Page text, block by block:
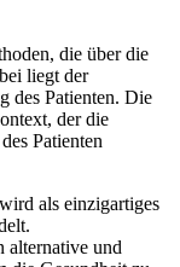
die über die
liegt der
des Patienten. Die
der die
Patienten
als einzigartiges
alternative und